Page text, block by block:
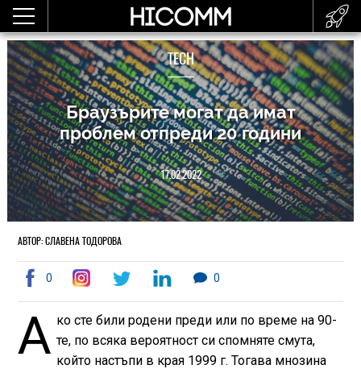
TECH
Браузърите могат да имат
проблем отпреди 20 години
17.02.2022
АВТОР: СЛАВЕНА ТОДОРОВА
0 0
А ко сте били родени преди или по време на 90-
те, по всяка вероятност си спомняте смута,
който настъпи в края 1999 г. Тогава мнозина